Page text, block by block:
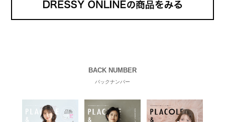
BACK NUMBER
バックナンバー